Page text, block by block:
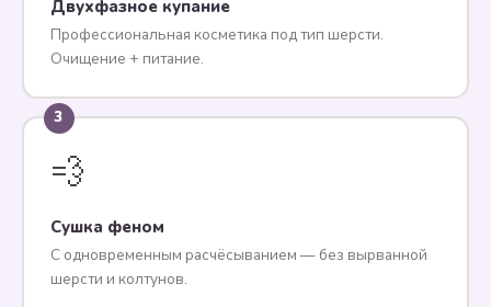
Двухфазное купание
Профессиональная косметика под тип шерсти.
Очищение + питание.
3
💨
Сушка феном
С одновременным расчёсыванием — без вырванной
шерсти и колтунов.